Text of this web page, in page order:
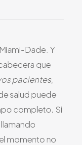
Dade. Y
que
pacientes,
salud puede
completo. Si
momento no